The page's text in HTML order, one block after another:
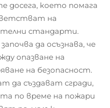
досега, което помага
на
стандарти.
да осъзнава, че
опазване на
на безопасност.
да създават сгради,
по време на пожари